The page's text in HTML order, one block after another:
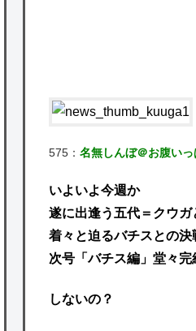
575： 名無しんぼ＠お腹い
いよいよ今週か
遂に出逢う五代＝クウガ
着々と迫るバチスとの
次号「バチス編」堂々完
しないの？